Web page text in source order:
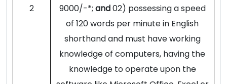
2
9000/-*; and02) possessing a speed
of 120 words per minute in English
shorthand and must have working
knowledge of computers, having the
knowledge to operate upon the